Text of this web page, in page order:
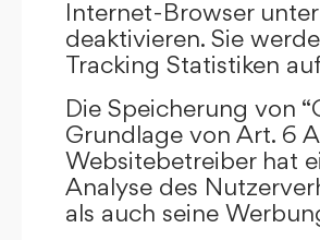
Internet-Browser
deaktivieren. Sie
Tracking Statistiken
Die Speicherung von
Grundlage von Art. 6
Websitebetreiber hat
Analyse des
als auch seine